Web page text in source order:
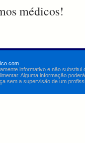
médicos!
informativo e não
Alguma informação
sem a supervisão de um